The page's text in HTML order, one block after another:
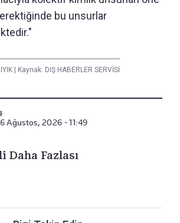
bu unsurlar
Kaynak: DIŞ HABERLER SERVİSİ
Ağustos, 2026 - 11:49
Daha Fazlası